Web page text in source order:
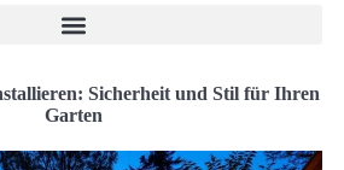
Sicherheit und Stil für Ihren
Garten